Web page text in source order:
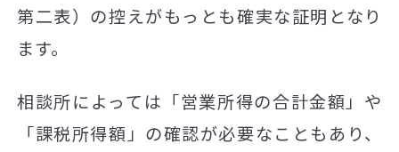
第二表）の控えがもっとも確実な証明となり
ます。
相談所によっては「営業所得の合計金額」や
「課税所得額」の確認が必要なこともあり、